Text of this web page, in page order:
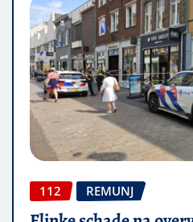
112 REMUNJ